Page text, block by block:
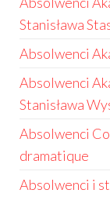
Stanisława
Absolwenci
Absolwenci
Stanisława
Absolwenci
dramatique
Absolwenci i